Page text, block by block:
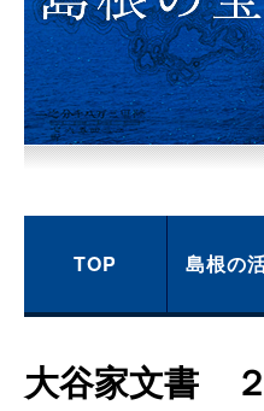
TOP 島根の
大谷家文書